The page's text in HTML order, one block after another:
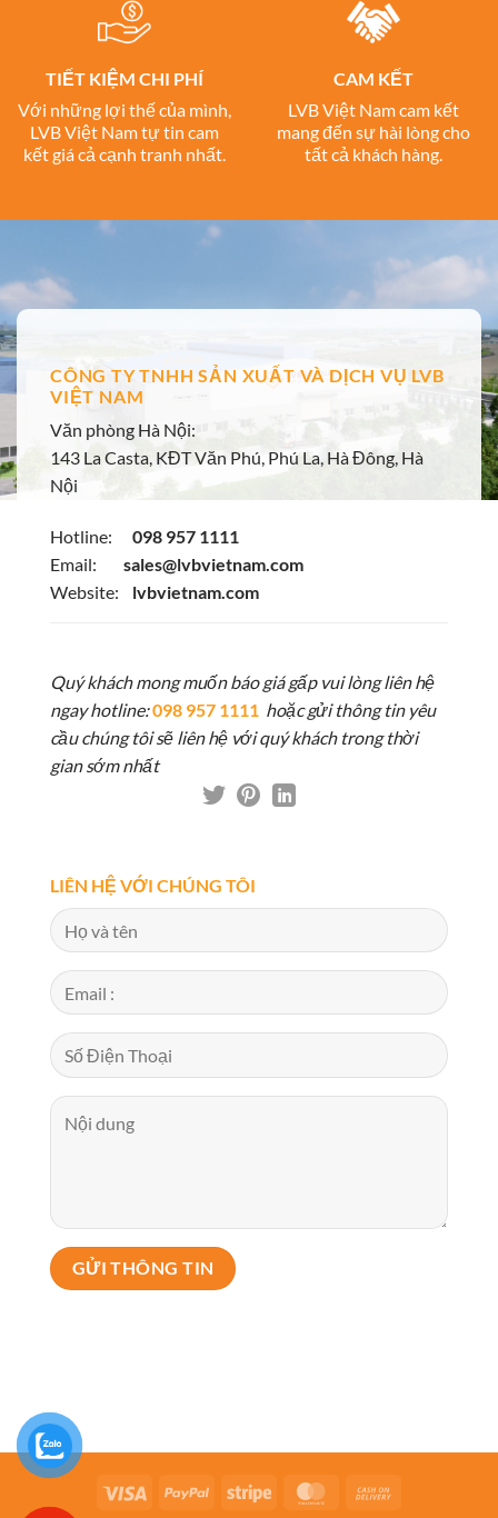
TIẾT KIỆM CHI PHÍ
Với những lợi thế của mình,
LVB Việt Nam tự tin cam
kết giá cả cạnh tranh nhất.
CAM KẾT
LVB Việt Nam cam kết
mang đến sự hài lòng cho
tất cả khách hàng.
CÔNG TY TNHH SẢN XUẤT VÀ DỊCH VỤ LVB
VIỆT NAM
Văn phòng Hà Nội:
143 La Casta, KĐT Văn Phú, Phú La, Hà Đông, Hà
Nội
Hotline:
098 957 1111
Email:
sales@lvbvietnam.com
Website:
lvbvietnam.com
Quý khách mong muốn báo giá gấp vui lòng liên hệ
ngay hotline:098 957 1111 hoặc gửi thông tin yêu
cầu chúng tôi sẽ liên hệ với quý khách trong thời
gian sớm nhất
LIÊN HỆ VỚI CHÚNG TÔI
Visa PayPal Stripe MasterCard